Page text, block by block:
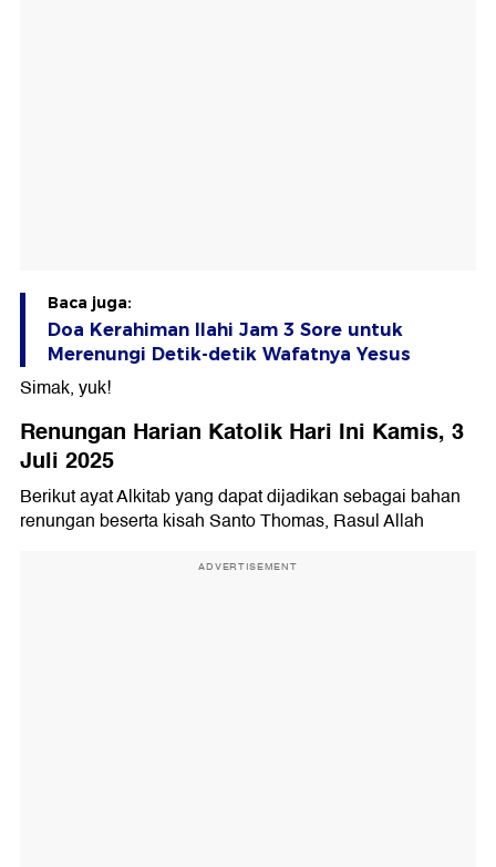
Baca juga:
Doa Kerahiman Ilahi Jam 3 Sore untuk
Merenungi Detik-detik Wafatnya Yesus
Simak, yuk!
Renungan Harian Katolik Hari Ini Kamis, 3
Juli 2025
Berikut ayat Alkitab yang dapat dijadikan sebagai bahan
renungan beserta kisah Santo Thomas, Rasul Allah
ADVERTISEMENT